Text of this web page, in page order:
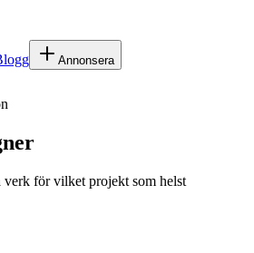
Annonsera
verk för vilket projekt som helst